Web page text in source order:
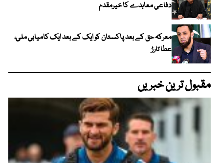
دفاعی معاہدے کا خیرمقدم
معرکہ حق کے بعد پاکستان کو ایک کے بعد ایک کامیابی ملی،
عطا تارڑ
مقبول ترین خبریں